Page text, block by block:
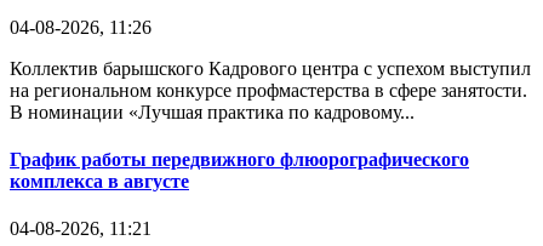
04-08-2026, 11:26
Коллектив барышского Кадрового центра с успехом выступил
на региональном конкурсе профмастерства в сфере занятости.
В номинации «Лучшая практика по кадровому...
График работы передвижного флюорографического
комплекса в августе
04-08-2026, 11:21